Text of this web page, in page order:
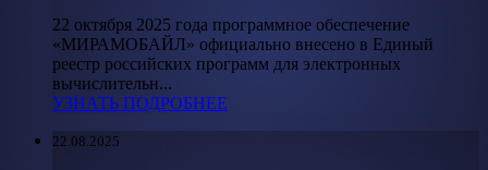
22 октября 2025 года программное обеспечение
«МИРАМОБАЙЛ» официально внесено в Единый
реестр российских программ для электронных
вычислительн...
УЗНАТЬ ПОДРОБНЕЕ
22.08.2025